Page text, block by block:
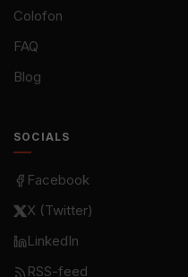
Colofon
FAQ
Blog
SOCIALS
Facebook
X (Twitter)
LinkedIn
RSS-feed